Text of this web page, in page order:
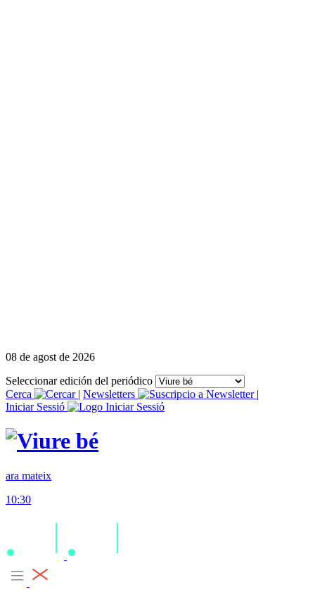
08 de agost de 2026
Seleccionar edición del periódico
Cerca
| Newsletters
|
Iniciar Sessió
ara mateix
10:30